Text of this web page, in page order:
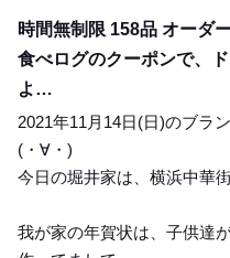
時間無制限 158品 オーダ
食べログのクーポンで、
よ…
2021年11月14日(日)のブラ
(・∀・)
今日の堀井家は、横浜中華
我が家の年賀状は、子供達